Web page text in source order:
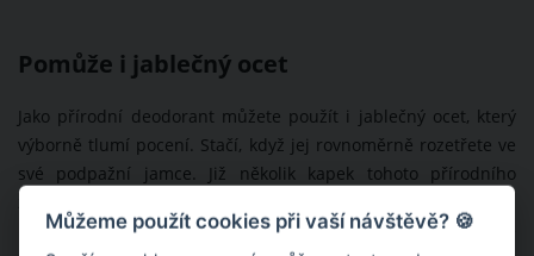
Pomůže i jablečný ocet
Jako přírodní deodorant můžete použít i jablečný ocet, který
výborně tlumí pocení. Stačí, když jej rovnoměrně rozetřete ve
své podpažní jamce. Již několik kapek tohoto přírodního
potu. A co když se během teplého počasí nepotíte výrazně
Můžeme použít cookies při vaší návštěvě? 🍪